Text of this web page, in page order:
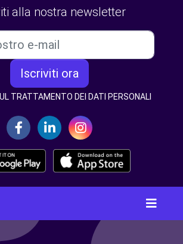
alla nostra newsletter
Iscriviti ora
TRATTAMENTO DEI DATI PERSONALI